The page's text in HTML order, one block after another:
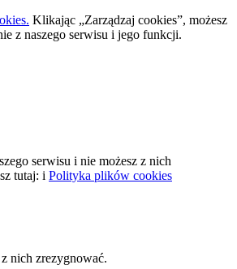
Klikając „Zarządzaj cookies”, możesz
z naszego serwisu i jego funkcji.
serwisu i nie możesz z nich
tutaj: i Polityka plików cookies
nich zrezygnować.